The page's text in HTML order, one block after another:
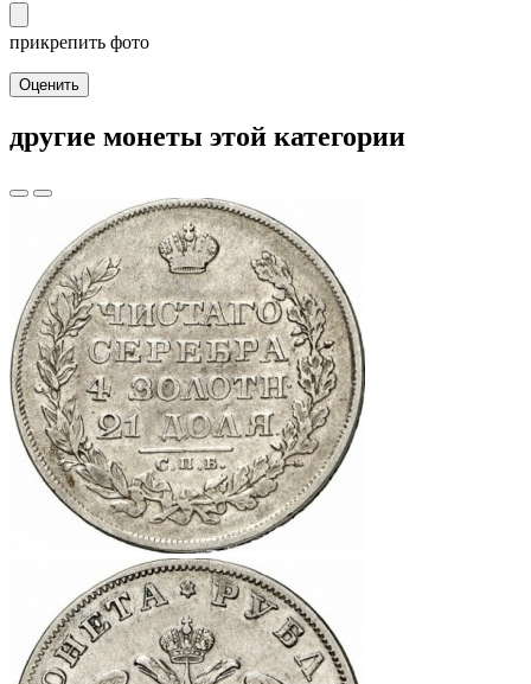
прикрепить фото
Оценить
другие монеты этой категории